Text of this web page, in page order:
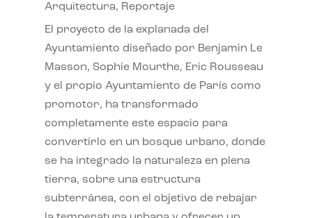
Arquitectura, Reportaje
El proyecto de la explanada del
Ayuntamiento diseñado por Benjamin Le
Masson, Sophie Mourthe, Eric Rousseau
y el propio Ayuntamiento de París como
promotor, ha transformado
completamente este espacio para
convertirlo en un bosque urbano, donde
se ha integrado la naturaleza en plena
tierra, sobre una estructura
subterránea, con el objetivo de rebajar